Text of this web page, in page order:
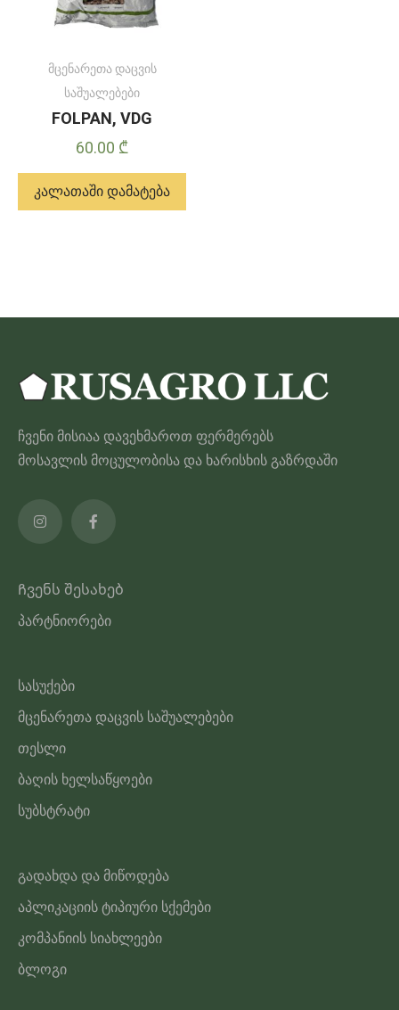
მცენარეთა დაცვის
საშუალებები
FOLPAN, VDG
60.00 ₾
კალათაში დამატება
ჩვენი მისიაა დავეხმაროთ ფერმერებს
მოსავლის მოცულობისა და ხარისხის გაზრდაში
Ჩვენს შესახებ
პარტნიორები
სასუქები
მცენარეთა დაცვის საშუალებები
თესლი
ბაღის ხელსაწყოები
სუბსტრატი
გადახდა და მიწოდება
აპლიკაციის ტიპიური სქემები
კომპანიის სიახლეები
ბლოგი